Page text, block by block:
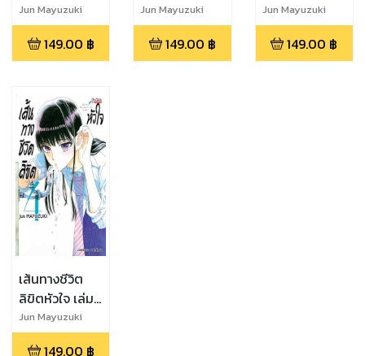
Jun Mayuzuki
149.00 ฿
2
Jun Mayuzuki
149.00 ฿
3
Jun Mayuzuki
149.00 ฿
เส้นทางชีวิต
ลิขิตหัวใจ เล่ม
4
Jun Mayuzuki
149.00 ฿